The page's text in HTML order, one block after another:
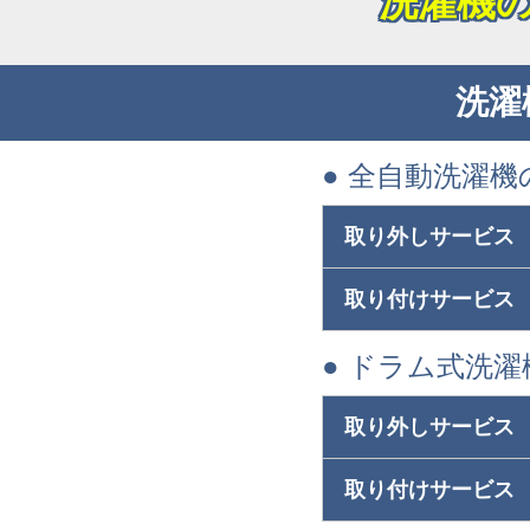
洗
● 全自動洗濯機
取り外しサービス
取り付けサービス
● ドラム式洗濯
取り外しサービス
取り付けサービス